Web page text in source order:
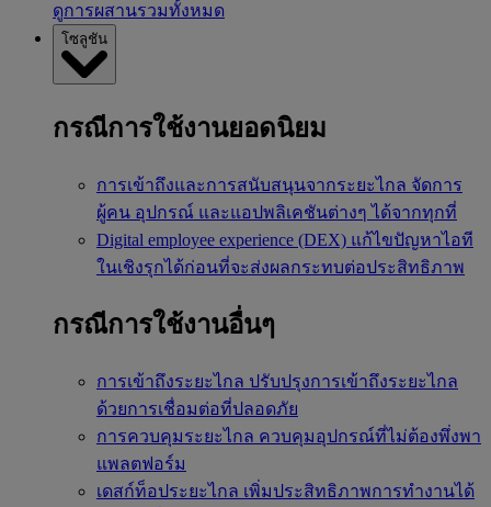
ดูการผสานรวมทั้งหมด
โซลูชัน
กรณีการใช้งานยอดนิยม
การเข้าถึงและการสนับสนุนจากระยะไกล จัดการ
ผู้คน อุปกรณ์ และแอปพลิเคชันต่างๆ ได้จากทุกที่
Digital employee experience (DEX) แก้ไขปัญหาไอที
ในเชิงรุกได้ก่อนที่จะส่งผลกระทบต่อประสิทธิภาพ
กรณีการใช้งานอื่นๆ
การเข้าถึงระยะไกล ปรับปรุงการเข้าถึงระยะไกล
ด้วยการเชื่อมต่อที่ปลอดภัย
การควบคุมระยะไกล ควบคุมอุปกรณ์ที่ไม่ต้องพึ่งพา
แพลตฟอร์ม
เดสก์ท็อประยะไกล เพิ่มประสิทธิภาพการทำงานได้